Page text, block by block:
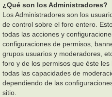
¿Qué son los Administradores?
Los Administradores son los
de control sobre el foro entero.
todas las acciones y
configuraciones de permisos,
grupos usuarios y moderadores,
foro y de los permisos que éste
todas las capacidades de
dependiendo de las
sitio.